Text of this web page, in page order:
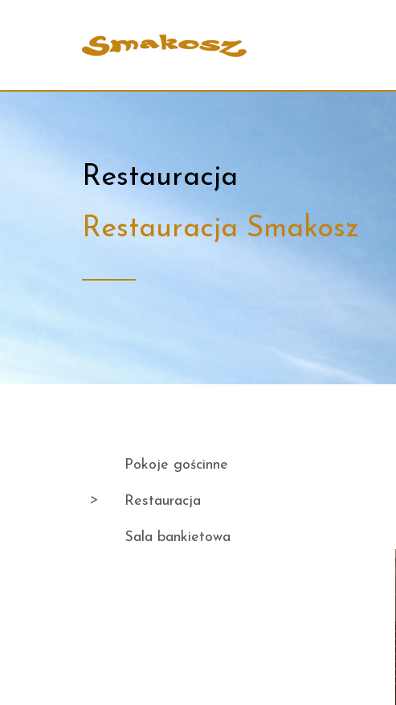
Restauracja
Restauracja Smakosz
Pokoje gościnne
Restauracja
Sala bankietowa